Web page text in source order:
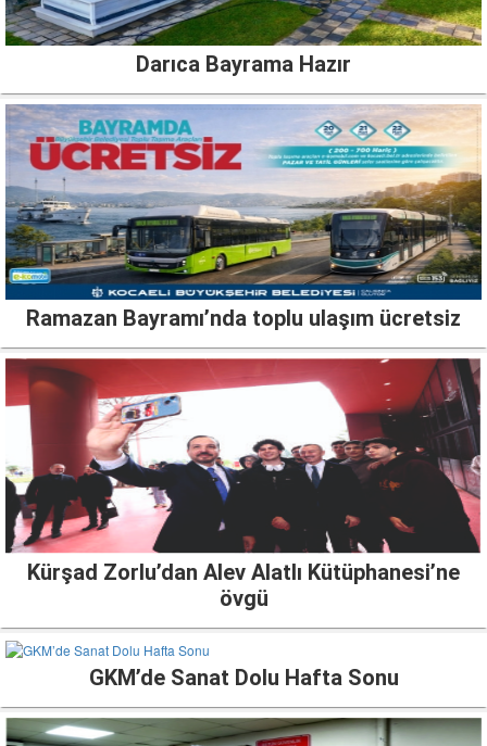
Darıca Bayrama Hazır
Ramazan Bayramı’nda toplu ulaşım ücretsiz
Kürşad Zorlu’dan Alev Alatlı Kütüphanesi’ne
övgü
GKM’de Sanat Dolu Hafta Sonu